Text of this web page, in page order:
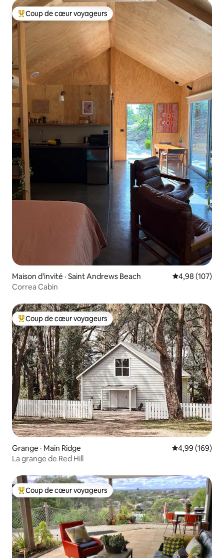
Coup de cœur voyageurs parmi les plus aimés
Coup de cœur voyageurs
Maison d'invité · Saint Andrews Beach Note
4,98 (107)
Correa Cabin
Coup de cœur voyageurs parmi les plus aimés
Coup de cœur voyageurs
Grange · Main Ridge Note
4,99 (169)
La grange de Red Hill
Coup de cœur voyageurs parmi les plus aimés
Coup de cœur voyageurs